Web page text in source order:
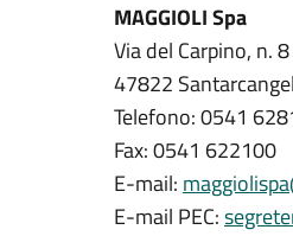
MAGGIOLI Spa
Via del Carpino, n. 8
47822
Telefono: 0541
Fax: 0541 622100
E-mail:
E-mail PEC: